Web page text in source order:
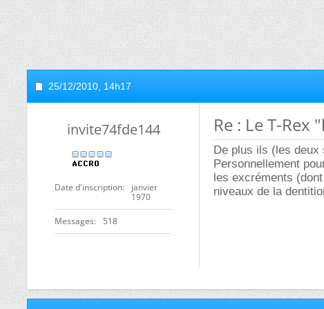
25/12/2010, 14h17
invite74fde144
Date d'inscription
janvier
1970
Messages 518
Re : Le T-Rex
De plus ils (les deux
Personnellement
les excréments
niveaux de la